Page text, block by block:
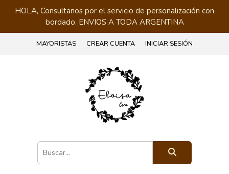
HOLA, Consultanos por el servicio de personalización con
bordado. ENVIOS A TODA ARGENTINA
MAYORISTAS CREAR CUENTA INICIAR SESIÓN